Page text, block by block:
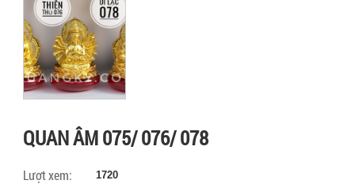
QUAN ÂM 075/ 076/ 078
Lượt xem: 1720